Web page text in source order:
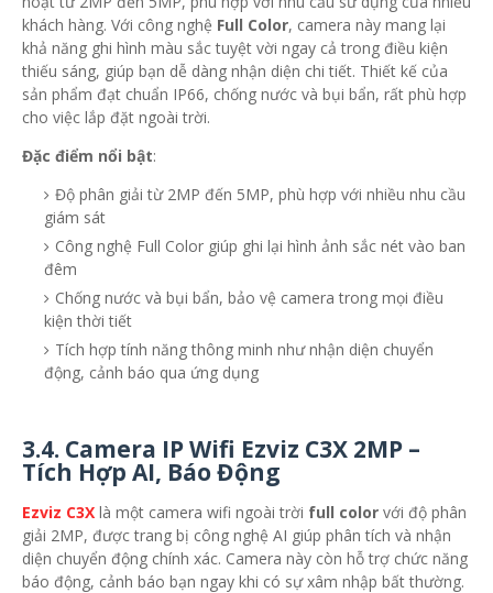
khách hàng. Với công nghệ Full Color, camera này mang lại
khả năng ghi hình màu sắc tuyệt vời ngay cả trong điều kiện
thiếu sáng, giúp bạn dễ dàng nhận diện chi tiết. Thiết kế của
sản phẩm đạt chuẩn IP66, chống nước và bụi bẩn, rất phù hợp
cho việc lắp đặt ngoài trời.
Đặc điểm nổi bật:
Độ phân giải từ 2MP đến 5MP, phù hợp với nhiều nhu cầu
giám sát
Công nghệ Full Color giúp ghi lại hình ảnh sắc nét vào ban
đêm
Chống nước và bụi bẩn, bảo vệ camera trong mọi điều
kiện thời tiết
Tích hợp tính năng thông minh như nhận diện chuyển
động, cảnh báo qua ứng dụng
3.4. Camera IP Wifi Ezviz C3X 2MP –
Tích Hợp AI, Báo Động
Ezviz C3X là một camera wifi ngoài trời full color với độ phân
giải 2MP, được trang bị công nghệ AI giúp phân tích và nhận
diện chuyển động chính xác. Camera này còn hỗ trợ chức năng
báo động, cảnh báo bạn ngay khi có sự xâm nhập bất thường.